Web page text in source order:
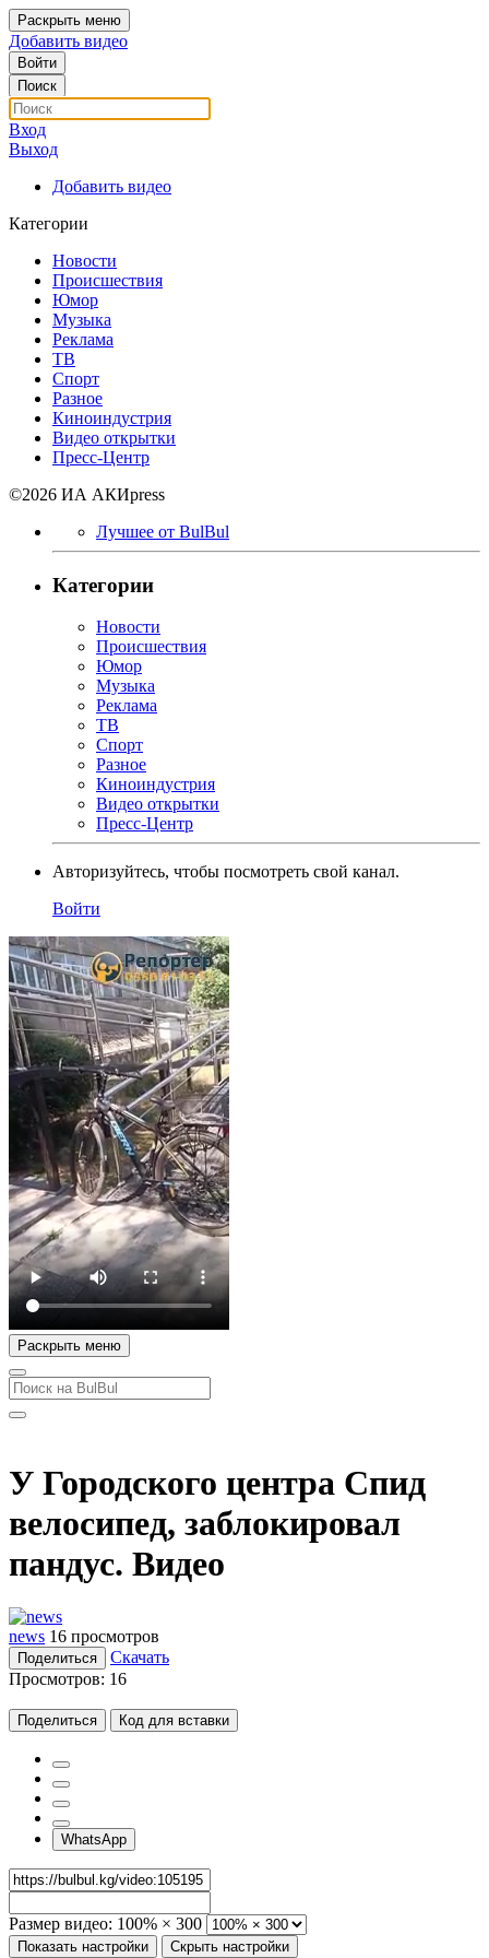
Раскрыть меню
Добавить видео
Войти
Поиск
Вход
Выход
Добавить видео
Категории
Новости
Происшествия
Юмор
Музыка
Реклама
ТВ
Спорт
Разное
Киноиндустрия
Видео открытки
Пресс-Центр
©2026 ИА АКИpress
Лучшее от BulBul
Категории
Новости
Происшествия
Юмор
Музыка
Реклама
ТВ
Спорт
Разное
Киноиндустрия
Видео открытки
Пресс-Центр
Авторизуйтесь, чтобы посмотреть свой канал.
Войти
Раскрыть меню
У Городского центра Спид
велосипед, заблокировал
пандус. Видео
news 16 просмотров
Поделиться
Скачать
Просмотров: 16
Поделиться Код для вставки
WhatsApp
Размер видео: 100% × 300
Показать настройки Скрыть настройки